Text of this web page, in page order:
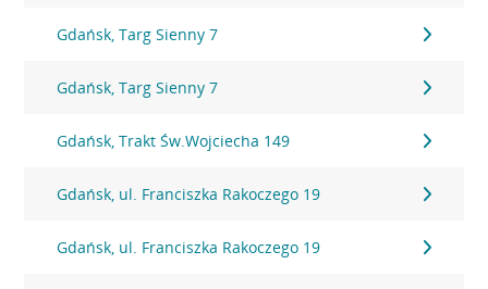
Gdańsk, Targ Sienny 7
Gdańsk, Targ Sienny 7
Gdańsk, Trakt Św.Wojciecha 149
Gdańsk, ul. Franciszka Rakoczego 19
Gdańsk, ul. Franciszka Rakoczego 19